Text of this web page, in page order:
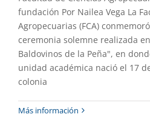
fundación Por Nailea Vega La
Agropecuarias (FCA)
ceremonia solemne realizada
Baldovinos de la Peña", en
unidad académica nació el 17
colonia
Más informaciónCumplió 68 años